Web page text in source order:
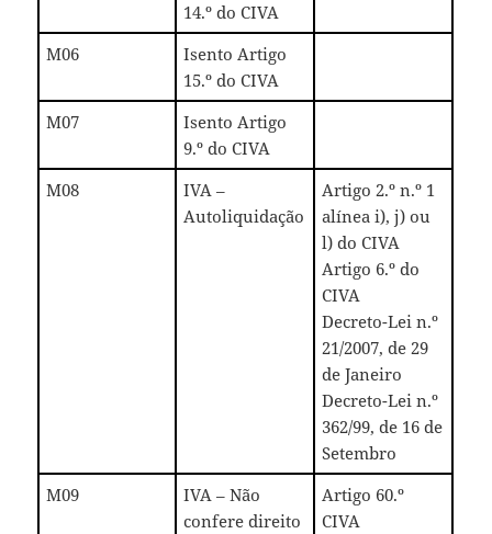
14.º do CIVA
M06
Isento Artigo
15.º do CIVA
M07
Isento Artigo
9.º do CIVA
M08
IVA –
Autoliquidação
Artigo 2.º n.º 1
alínea i), j) ou
l) do CIVA
Artigo 6.º do
CIVA
Decreto-Lei n.º
21/2007, de 29
de Janeiro
Decreto-Lei n.º
362/99, de 16 de
Setembro
M09
IVA – Não
confere direito
Artigo 60.º
CIVA